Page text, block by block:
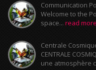
Communication
Welcome to the
space... read more
Centrale
CENTRALE
une atmosphère